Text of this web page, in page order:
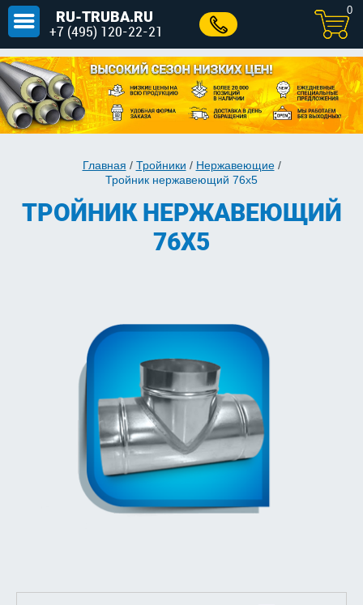
RU-TRUBA.RU
+7 (495) 120-22-21
0
Главная / Тройники / Нержавеющие/
Тройник нержавеющий 76х5
ТРОЙНИК НЕРЖАВЕЮЩИЙ
76Х5